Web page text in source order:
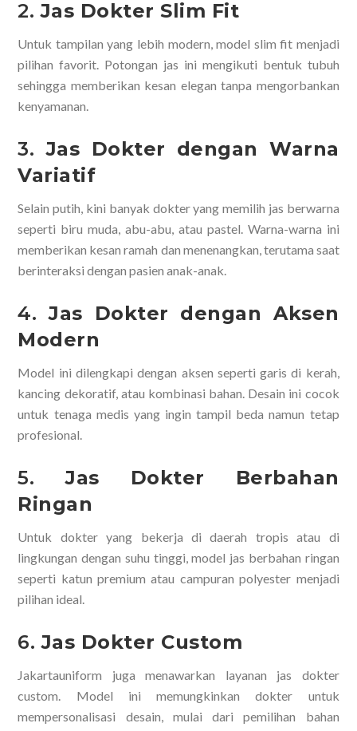
2.Jas Dokter Slim Fit
Untuk tampilan yang lebih modern, model slim fit menjadi
pilihan favorit. Potongan jas ini mengikuti bentuk tubuh
sehingga memberikan kesan elegan tanpa mengorbankan
kenyamanan.
3.Jas Dokter dengan Warna
Variatif
Selain putih, kini banyak dokter yang memilih jas berwarna
seperti biru muda, abu-abu, atau pastel. Warna-warna ini
memberikan kesan ramah dan menenangkan, terutama saat
berinteraksi dengan pasien anak-anak.
4.Jas Dokter dengan Aksen
Modern
Model ini dilengkapi dengan aksen seperti garis di kerah,
kancing dekoratif, atau kombinasi bahan. Desain ini cocok
untuk tenaga medis yang ingin tampil beda namun tetap
profesional.
5.Jas Dokter Berbahan
Ringan
Untuk dokter yang bekerja di daerah tropis atau di
lingkungan dengan suhu tinggi, model jas berbahan ringan
seperti katun premium atau campuran polyester menjadi
pilihan ideal.
6.Jas Dokter Custom
Jakartauniform juga menawarkan layanan jas dokter
custom. Model ini memungkinkan dokter untuk
mempersonalisasi desain, mulai dari pemilihan bahan